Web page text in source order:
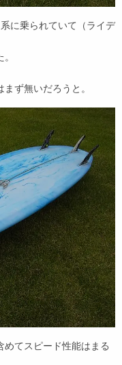
に乗られていて（ライデ
ず無いだろうと。
てスピード性能はまる